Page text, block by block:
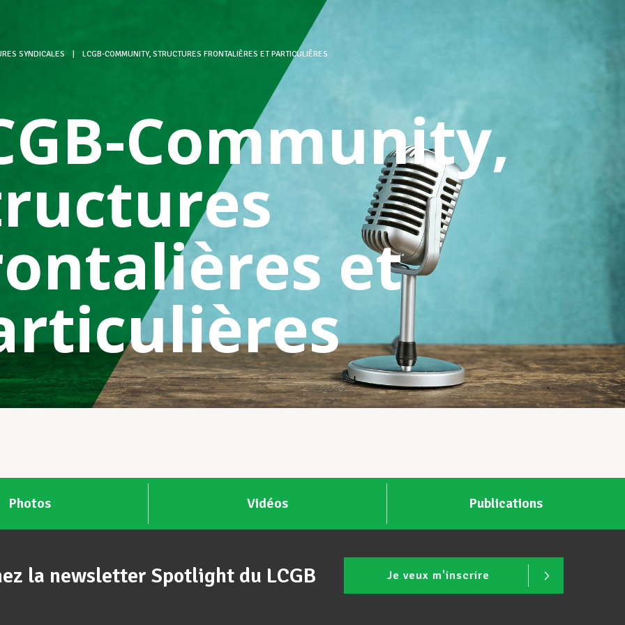
SYNDICALES LCGB-COMMUNITY, STRUCTURES FRONTALIÈRES ET PARTICULIÈRES
Community,
et
Photos Vidéos Publications
la newsletter Spotlight du LCGB Je veux m'inscrire